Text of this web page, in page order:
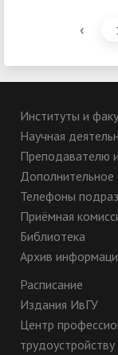
‹
Институты и
Научная
Преподавателю
Дополнительное
Телефоны
Приёмная
Библиотека
Архив
Расписание
Издания ИвГУ
Центр